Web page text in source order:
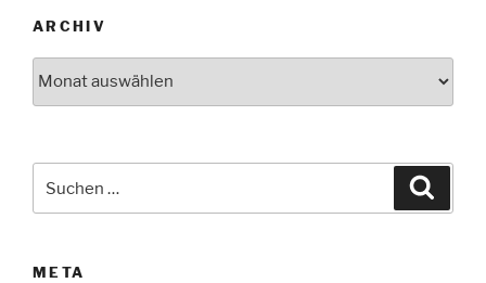
ARCHIV
nach:
META